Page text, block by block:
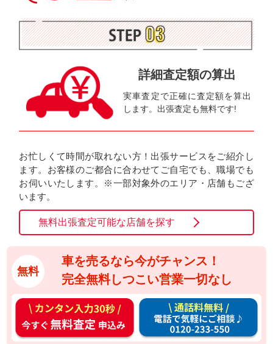
詳細査定額の算出
実車査定で正確に査定額を算出
します。出張査定も無料です!
お忙しくて時間が取れない方！出張サービスをご紹介し
ます。お客様のご都合に合わせてご自宅でも、職場でも
お伺いいたします。※一部対象外のエリア・店舗もござ
います。
無料出張査定可能な店舗を探す
無料
車を売るなら今がチャンス！
完全無料しつこい営業一切なし
カ
ン
タ
通
料